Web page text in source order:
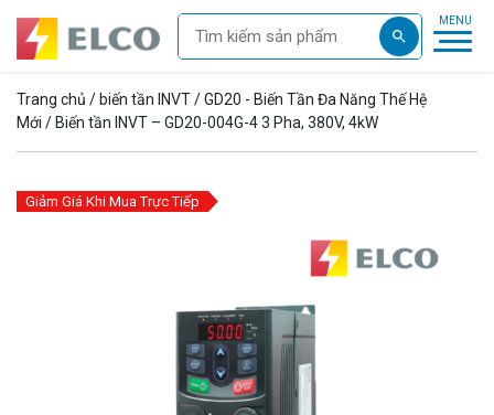
Trang chủ / biến tần INVT/GD20 - Biến Tần Đa Năng Thế Hệ
Mới / Biến tần INVT – GD20-004G-4 3 Pha, 380V, 4kW
Giảm Giá Khi Mua Trực Tiếp